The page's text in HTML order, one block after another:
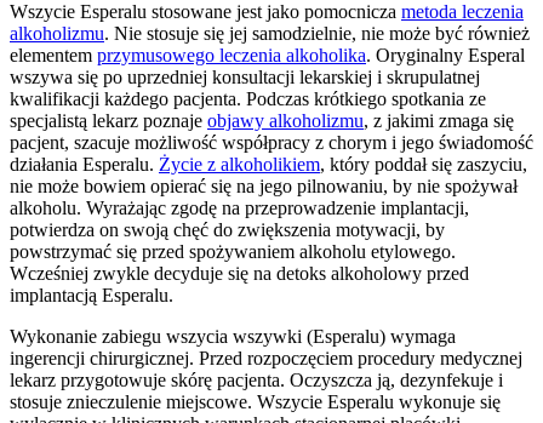
Wszycie Esperalu stosowane jest jako pomocnicza metoda leczenia
alkoholizmu. Nie stosuje się jej samodzielnie, nie może być również
elementem przymusowego leczenia alkoholika. Oryginalny Esperal
wszywa się po uprzedniej konsultacji lekarskiej i skrupulatnej
kwalifikacji każdego pacjenta. Podczas krótkiego spotkania ze
specjalistą lekarz poznaje objawy alkoholizmu, z jakimi zmaga się
pacjent, szacuje możliwość współpracy z chorym i jego świadomość
działania Esperalu. Życie z alkoholikiem, który poddał się zaszyciu,
nie może bowiem opierać się na jego pilnowaniu, by nie spożywał
alkoholu. Wyrażając zgodę na przeprowadzenie implantacji,
potwierdza on swoją chęć do zwiększenia motywacji, by
powstrzymać się przed spożywaniem alkoholu etylowego.
Wcześniej zwykle decyduje się na detoks alkoholowy przed
implantacją Esperalu.
Wykonanie zabiegu wszycia wszywki (Esperalu) wymaga
ingerencji chirurgicznej. Przed rozpoczęciem procedury medycznej
lekarz przygotowuje skórę pacjenta. Oczyszcza ją, dezynfekuje i
stosuje znieczulenie miejscowe. Wszycie Esperalu wykonuje się